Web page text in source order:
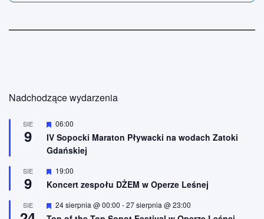
Nadchodzące wydarzenia
SIE
9
W
y
r
ó
n
o
e
06:00
IV Sopocki Maraton Pływacki na wodach Zatoki
Gdańskiej
SIE
9
W
r
ż
n
19:00
Koncert zespołu DŻEM w Operze Leśnej
SIE
W
24 sierpnia @ 00:00 -27 sierpnia @ 23:00